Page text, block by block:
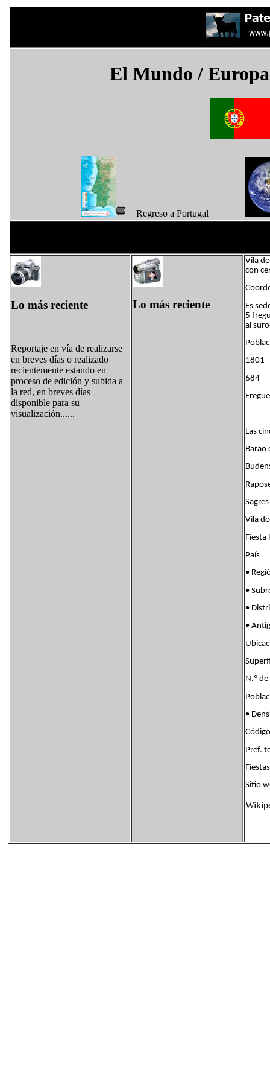
El Mundo/
Regreso a Portugal
Lo más reciente
Reportaje en vía de realizarse
en breves días o realizado
recientemente estando en
proceso de edición y subida a
la red, en breves días
disponible para su
visualización......
Lo más reciente
Vila
con
Es
5
al
684
Las
Barão
Sagres
Vila
Fiesta
País
•
•
•
•
N.º
•
Sitio